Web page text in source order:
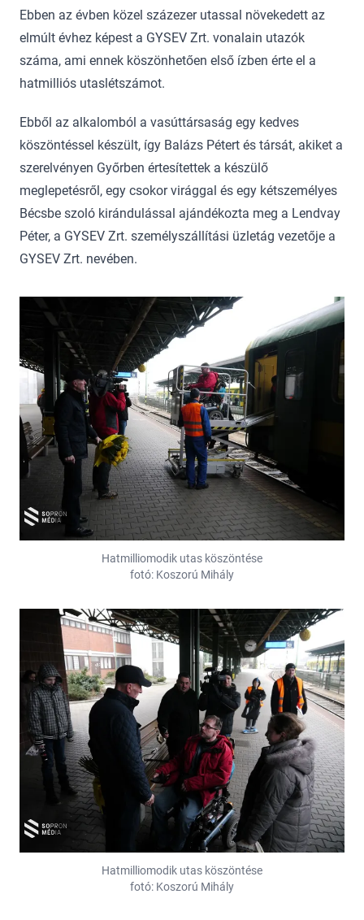
Ebben az évben közel százezer utassal növekedett az
elmúlt évhez képest a GYSEV Zrt. vonalain utazók
száma, ami ennek köszönhetően első ízben érte el a
hatmilliós utaslétszámot.
Ebből az alkalomból a vasúttársaság egy kedves
köszöntéssel készült, így Balázs Pétert és társát, akiket a
szerelvényen Győrben értesítettek a készülő
meglepetésről, egy csokor virággal és egy kétszemélyes
Bécsbe szoló kirándulással ajándékozta meg a Lendvay
Péter, a GYSEV Zrt. személyszállítási üzletág vezetője a
GYSEV Zrt. nevében.
Hatmilliomodik utas köszöntése
fotó: Koszorú Mihály
Hatmilliomodik utas köszöntése
fotó: Koszorú Mihály